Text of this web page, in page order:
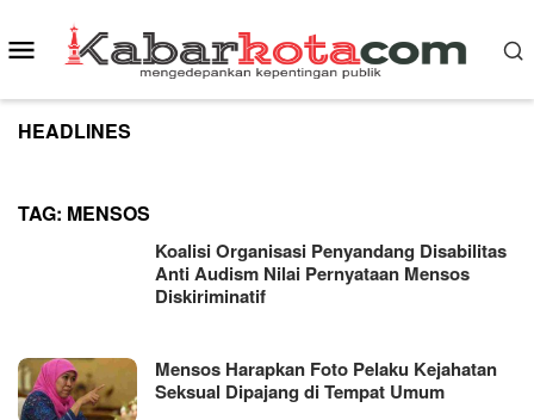
to
content
Mobile
Menu
HEADLINES
TAG: MENSOS
Koalisi Organisasi Penyandang Disabilitas
Anti Audism Nilai Pernyataan Mensos
Diskiriminatif
Mensos Harapkan Foto Pelaku Kejahatan
Seksual Dipajang di Tempat Umum